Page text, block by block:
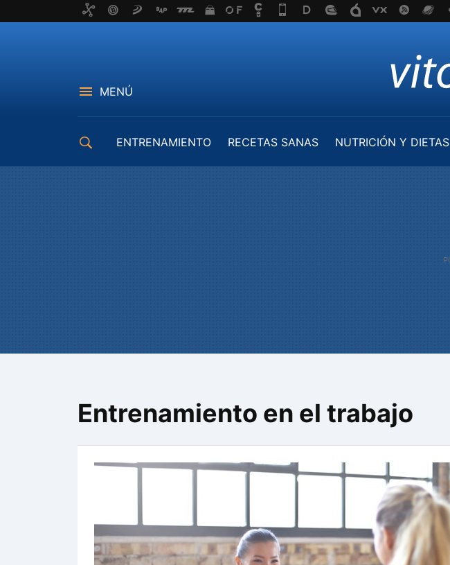
MENÚ
ENTRENAMIENTO RECETAS SANAS NUTRICIÓN Y DIETAS
Entrenamiento en el trabajo